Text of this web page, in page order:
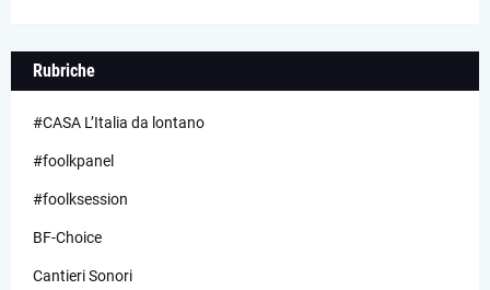
Rubriche
#CASA L’Italia da lontano
#foolkpanel
#foolksession
BF-Choice
Cantieri Sonori